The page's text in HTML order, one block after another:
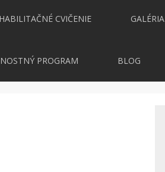
CVIČENIE GALÉRIA
PROGRAM BLOG